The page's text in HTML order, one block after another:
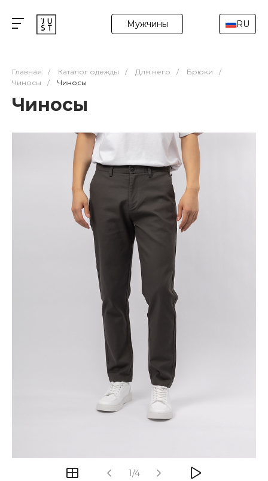
Мужчины RU
Главная / Каталог одежды / Для него / Брюки
/
Чиносы
/ Чиносы
Чиносы
1/4